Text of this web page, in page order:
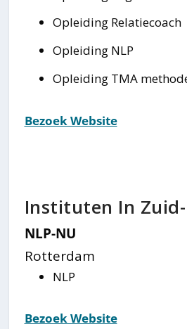
Opleiding Relatiecoach
Opleiding NLP
Opleiding TMA
Bezoek Website
Instituten In
NLP-NU
Rotterdam
NLP
Bezoek Website